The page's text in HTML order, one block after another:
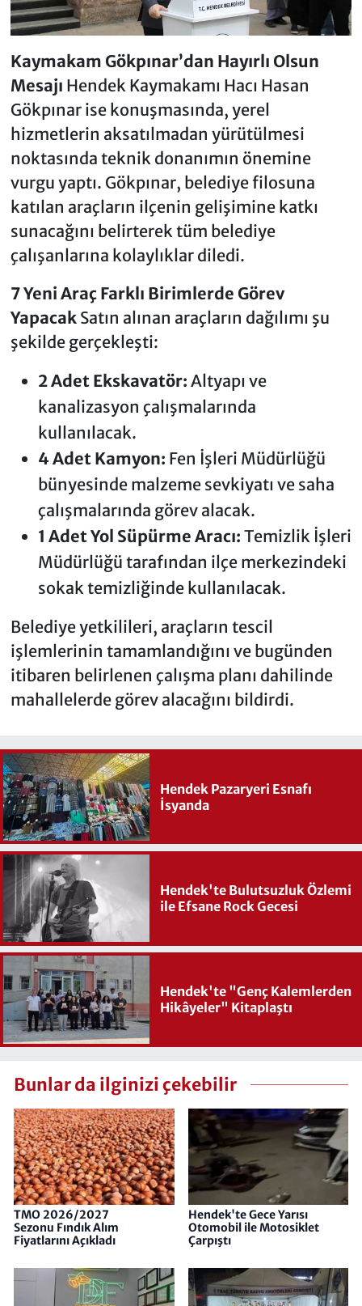
Kaymakam Gökpınar’dan Hayırlı Olsun
Mesajı Hendek Kaymakamı Hacı Hasan
Gökpınar ise konuşmasında, yerel
hizmetlerin aksatılmadan yürütülmesi
noktasında teknik donanımın önemine
vurgu yaptı. Gökpınar, belediye filosuna
katılan araçların ilçenin gelişimine katkı
sunacağını belirterek tüm belediye
çalışanlarına kolaylıklar diledi.
7 Yeni Araç Farklı Birimlerde Görev
YapacakSatın alınan araçların dağılımı şu
şekilde gerçekleşti:
2 Adet Ekskavatör: Altyapı ve
kanalizasyon çalışmalarında
kullanılacak.
4 Adet Kamyon: Fen İşleri Müdürlüğü
bünyesinde malzeme sevkiyatı ve saha
çalışmalarında görev alacak.
1 Adet Yol Süpürme Aracı: Temizlik İşleri
Müdürlüğü tarafından ilçe merkezindeki
sokak temizliğinde kullanılacak.
Belediye yetkilileri, araçların tescil
işlemlerinin tamamlandığını ve bugünden
itibaren belirlenen çalışma planı dahilinde
mahallelerde görev alacağını bildirdi.
Hendek Pazaryeri Esnafı
İsyanda
Hendek'te Bulutsuzluk Özlemi
ile Efsane Rock Gecesi
Hendek'te "Genç Kalemlerden
Hikâyeler" Kitaplaştı
Bunlar da ilginizi çekebilir
TMO 2026/2027
Sezonu Fındık Alım
Fiyatlarını Açıkladı
Hendek'te Gece Yarısı
Otomobil ile Motosiklet
Çarpıştı